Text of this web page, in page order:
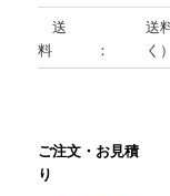
送
料 ：
送
く）
ご注文・お見積